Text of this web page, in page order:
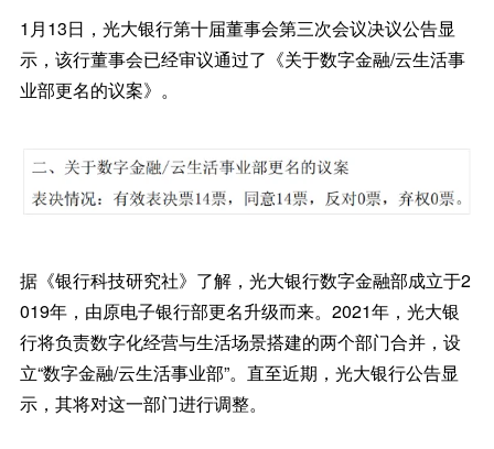
1月13日，光大银行第十届董事会第三次会议决议公告显
示，该行董事会已经审议通过了《关于数字金融/云生活事
业部更名的议案》。
据《银行科技研究社》了解，光大银行数字金融部成立于2
019年，由原电子银行部更名升级而来。2021年，光大银
行将负责数字化经营与生活场景搭建的两个部门合并，设
立“数字金融/云生活事业部”。直至近期，光大银行公告显
示，其将对这一部门进行调整。